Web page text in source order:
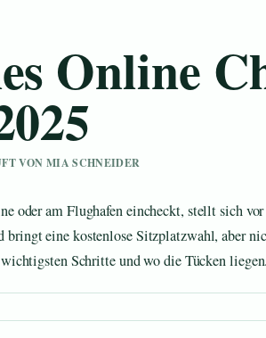
Online
VON MIA SCHNEIDER
oder am Flughafen eincheckt, stellt sich
eine kostenlose Sitzplatzwahl, aber
Schritte und wo die Tücken liegen.